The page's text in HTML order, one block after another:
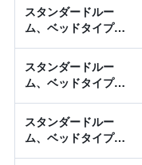
スタンダードルー
ム、ベッドタイプ情
スタンダードルー
ム、ベッドタイプ情
スタンダードルー
ム、ベッドタイプ情